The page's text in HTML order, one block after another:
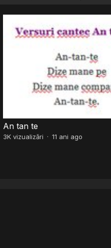
An tan te
3Kvizualizări · 11 ani ago